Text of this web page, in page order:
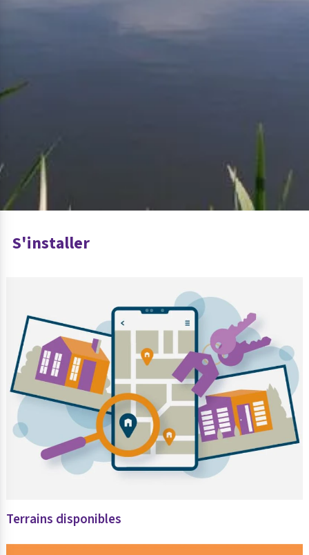
S'installer
Terrains disponibles